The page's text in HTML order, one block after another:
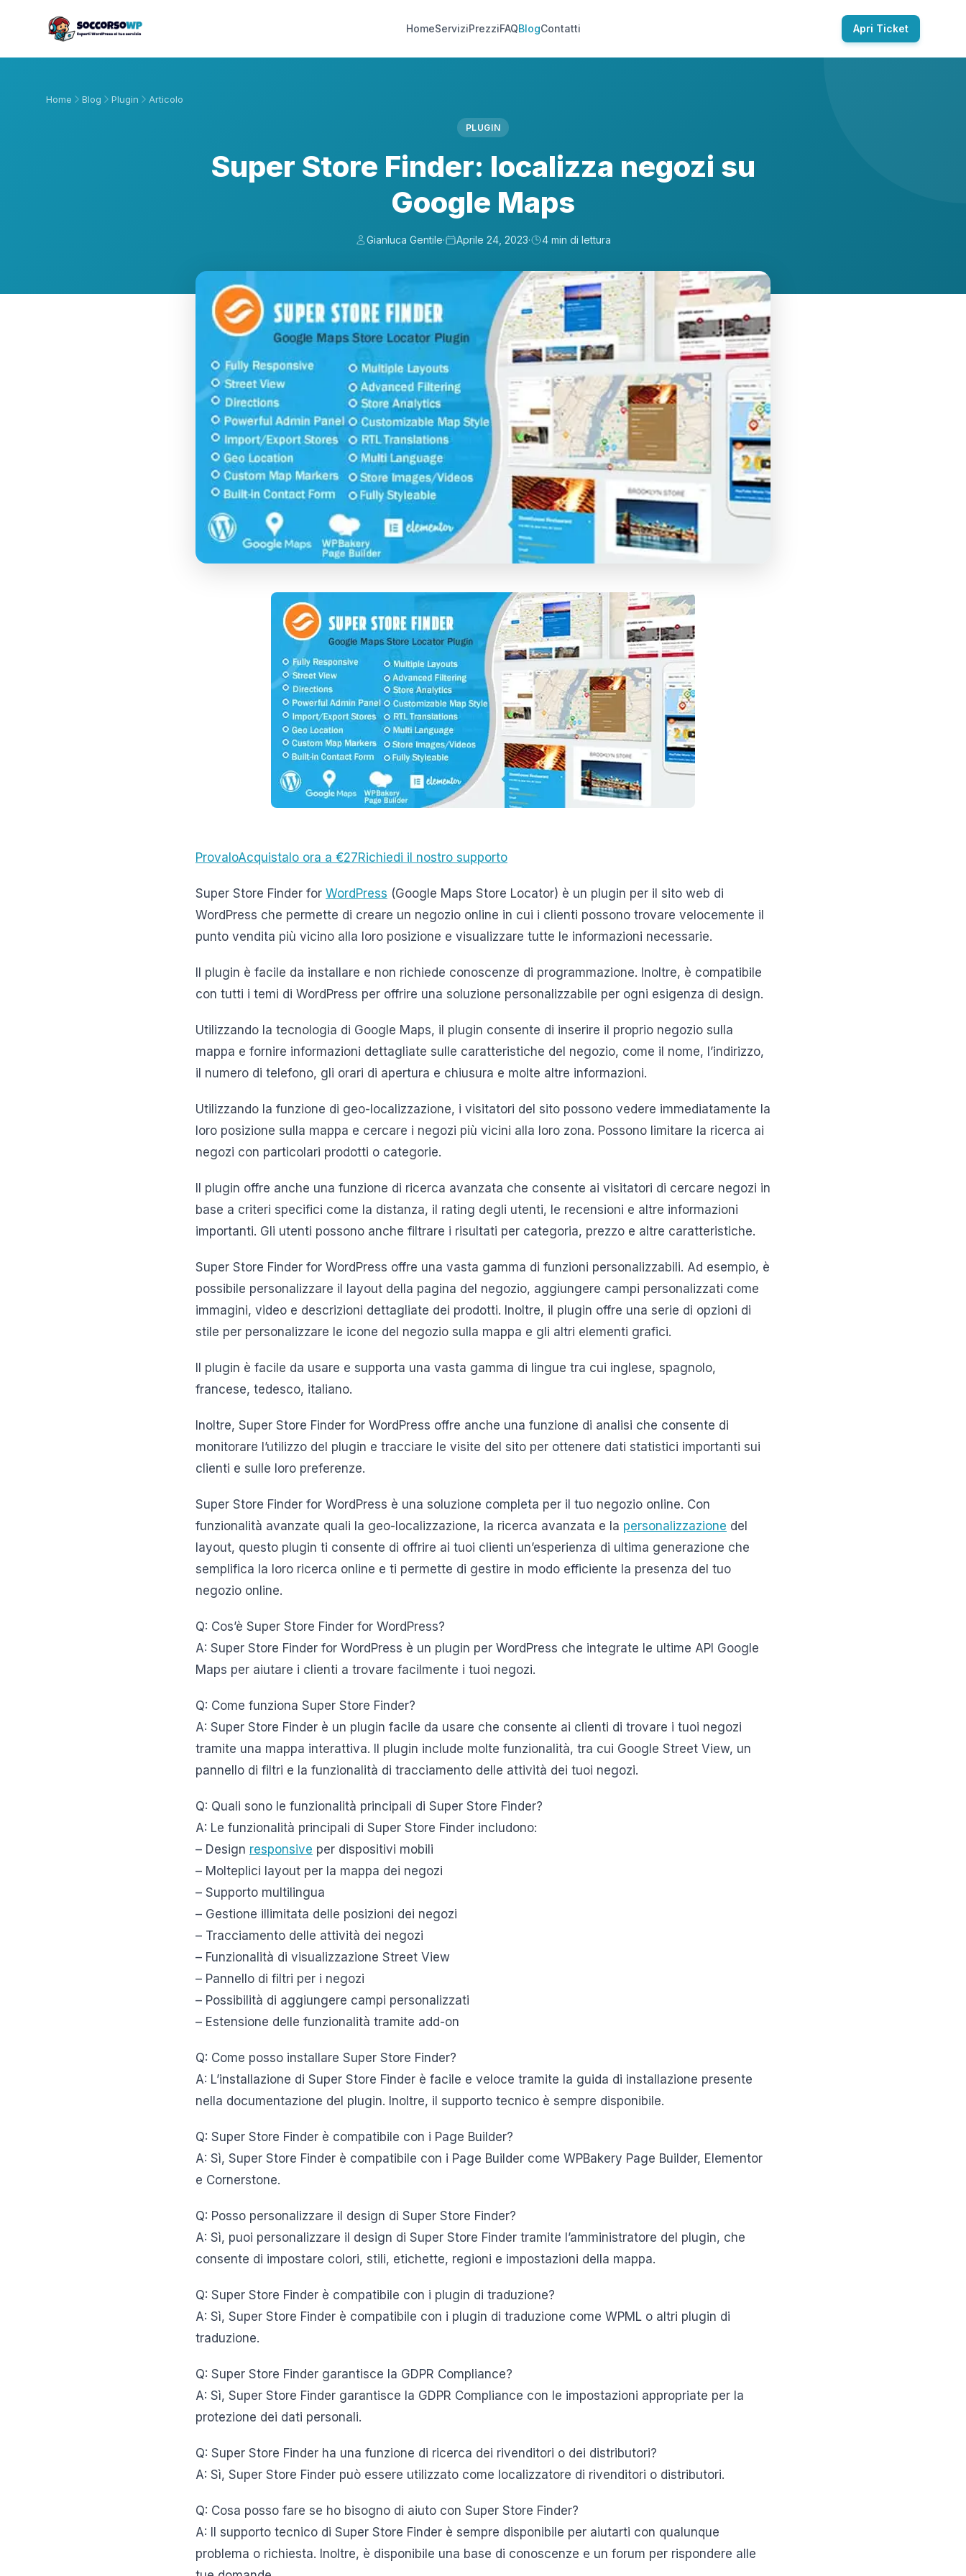
HomeServiziPrezziFAQBlogContatti Apri Ticket
Home Blog Plugin Articolo
PLUGIN
Super Store Finder: localizza negozi su
Google Maps
Gianluca Gentile· Aprile 24, 2023· 4 min di lettura
ProvaloAcquistalo ora a €27Richiedi il nostro supporto
Super Store Finder for WordPress (Google Maps Store Locator) è un plugin per il sito web di
WordPress che permette di creare un negozio online in cui i clienti possono trovare velocemente il
punto vendita più vicino alla loro posizione e visualizzare tutte le informazioni necessarie.
Il plugin è facile da installare e non richiede conoscenze di programmazione. Inoltre, è compatibile
con tutti i temi di WordPress per offrire una soluzione personalizzabile per ogni esigenza di design.
Utilizzando la tecnologia di Google Maps, il plugin consente di inserire il proprio negozio sulla
mappa e fornire informazioni dettagliate sulle caratteristiche del negozio, come il nome, l’indirizzo,
il numero di telefono, gli orari di apertura e chiusura e molte altre informazioni.
Utilizzando la funzione di geo-localizzazione, i visitatori del sito possono vedere immediatamente la
loro posizione sulla mappa e cercare i negozi più vicini alla loro zona. Possono limitare la ricerca ai
negozi con particolari prodotti o categorie.
Il plugin offre anche una funzione di ricerca avanzata che consente ai visitatori di cercare negozi in
base a criteri specifici come la distanza, il rating degli utenti, le recensioni e altre informazioni
importanti. Gli utenti possono anche filtrare i risultati per categoria, prezzo e altre caratteristiche.
Super Store Finder for WordPress offre una vasta gamma di funzioni personalizzabili. Ad esempio, è
possibile personalizzare il layout della pagina del negozio, aggiungere campi personalizzati come
immagini, video e descrizioni dettagliate dei prodotti. Inoltre, il plugin offre una serie di opzioni di
stile per personalizzare le icone del negozio sulla mappa e gli altri elementi grafici.
Il plugin è facile da usare e supporta una vasta gamma di lingue tra cui inglese, spagnolo,
francese, tedesco, italiano.
Inoltre, Super Store Finder for WordPress offre anche una funzione di analisi che consente di
monitorare l’utilizzo del plugin e tracciare le visite del sito per ottenere dati statistici importanti sui
clienti e sulle loro preferenze.
Super Store Finder for WordPress è una soluzione completa per il tuo negozio online. Con
funzionalità avanzate quali la geo-localizzazione, la ricerca avanzata e la personalizzazione del
layout, questo plugin ti consente di offrire ai tuoi clienti un’esperienza di ultima generazione che
semplifica la loro ricerca online e ti permette di gestire in modo efficiente la presenza del tuo
negozio online.
Q: Cos’è Super Store Finder for WordPress?
A: Super Store Finder for WordPress è un plugin per WordPress che integrate le ultime API Google
Maps per aiutare i clienti a trovare facilmente i tuoi negozi.
Q: Come funziona Super Store Finder?
A: Super Store Finder è un plugin facile da usare che consente ai clienti di trovare i tuoi negozi
tramite una mappa interattiva. Il plugin include molte funzionalità, tra cui Google Street View, un
pannello di filtri e la funzionalità di tracciamento delle attività dei tuoi negozi.
Q: Quali sono le funzionalità principali di Super Store Finder?
A: Le funzionalità principali di Super Store Finder includono:
– Design responsive per dispositivi mobili
– Molteplici layout per la mappa dei negozi
– Supporto multilingua
– Gestione illimitata delle posizioni dei negozi
– Tracciamento delle attività dei negozi
– Funzionalità di visualizzazione Street View
– Pannello di filtri per i negozi
– Possibilità di aggiungere campi personalizzati
– Estensione delle funzionalità tramite add-on
Q: Come posso installare Super Store Finder?
A: L’installazione di Super Store Finder è facile e veloce tramite la guida di installazione presente
nella documentazione del plugin. Inoltre, il supporto tecnico è sempre disponibile.
Q: Super Store Finder è compatibile con i Page Builder?
A: Sì, Super Store Finder è compatibile con i Page Builder come WPBakery Page Builder, Elementor
e Cornerstone.
Q: Posso personalizzare il design di Super Store Finder?
A: Sì, puoi personalizzare il design di Super Store Finder tramite l’amministratore del plugin, che
consente di impostare colori, stili, etichette, regioni e impostazioni della mappa.
Q: Super Store Finder è compatibile con i plugin di traduzione?
A: Sì, Super Store Finder è compatibile con i plugin di traduzione come WPML o altri plugin di
traduzione.
Q: Super Store Finder garantisce la GDPR Compliance?
A: Sì, Super Store Finder garantisce la GDPR Compliance con le impostazioni appropriate per la
protezione dei dati personali.
Q: Super Store Finder ha una funzione di ricerca dei rivenditori o dei distributori?
A: Sì, Super Store Finder può essere utilizzato come localizzatore di rivenditori o distributori.
Q: Cosa posso fare se ho bisogno di aiuto con Super Store Finder?
A: Il supporto tecnico di Super Store Finder è sempre disponibile per aiutarti con qualunque
problema o richiesta. Inoltre, è disponibile una base di conoscenze e un forum per rispondere alle